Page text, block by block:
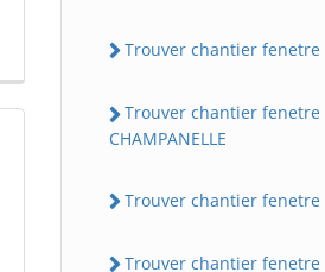
Trouver chantier fenetre
Trouver chantier fenetre
CHAMPANELLE
Trouver chantier fenetre
Trouver chantier fenetre